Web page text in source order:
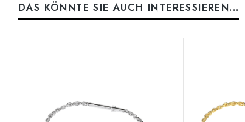
DAS KÖNNTE SIE AUCH INTERESSIEREN...